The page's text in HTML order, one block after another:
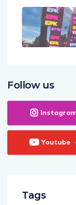
Follow us
Youtube
Tags